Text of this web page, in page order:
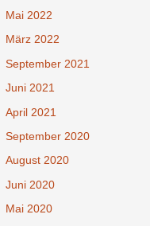
Mai 2022
März 2022
September 2021
Juni 2021
April 2021
September 2020
August 2020
Juni 2020
Mai 2020